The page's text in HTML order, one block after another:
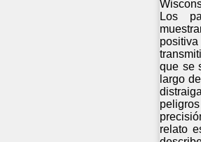
Los
que se
largo
relato